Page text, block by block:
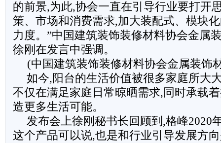
的前景,为此,协会一直在引导行业要打开
策、市场和消费需求,加大装配式、模块
力度。”中国建筑装饰装修材料协会金属
徐刚在发言中强调。
(中国建筑装饰装修材料协会金属装饰
如今,阳台的生活价值被很多家庭所大
不仅在满足家庭日常晾晒需求,同时承载
造更多生活可能。
发布会上徐刚秘书长回顾到,格峰2020
这个产品可以说,也是和行业引导发展方